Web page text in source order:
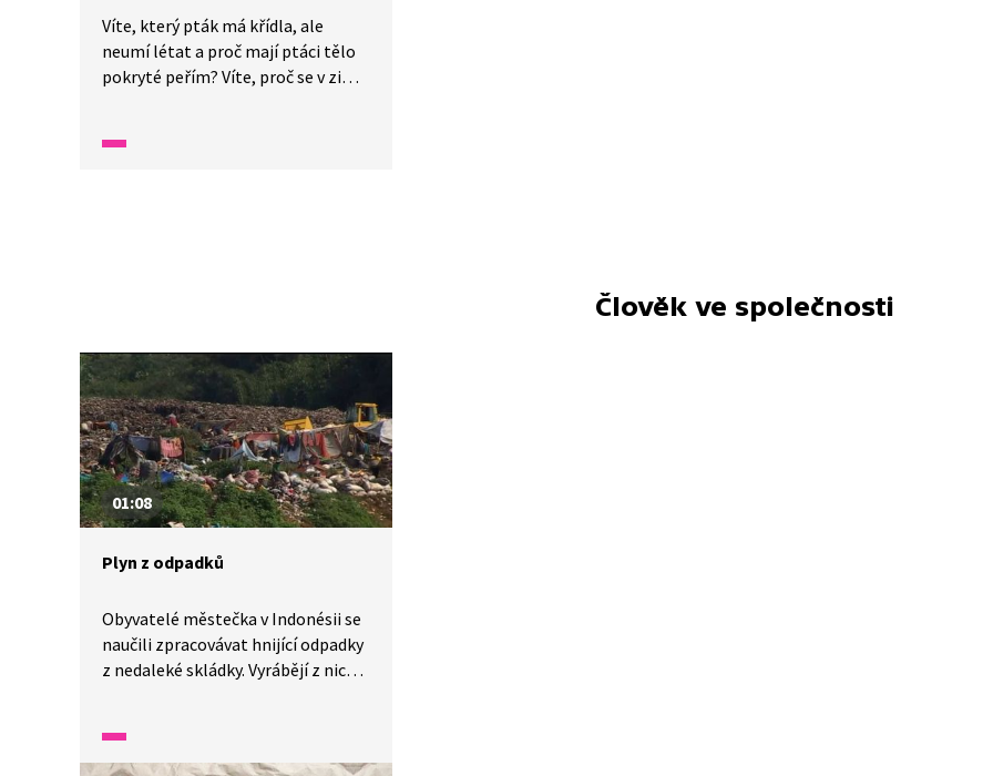
Víte, který pták má křídla, ale
neumí létat a proč mají ptáci tělo
pokryté peřím? Víte, proč se v zimě
stěhovaví? Brďo dnes zkoumá
Člověk ve společnosti
01:08
Plyn z odpadků
Obyvatelé městečka v Indonésii se
naučili zpracovávat hnijící odpadky
z nedaleké skládky. Vyrábějí z nich
funguje, se podívejte ve videu.